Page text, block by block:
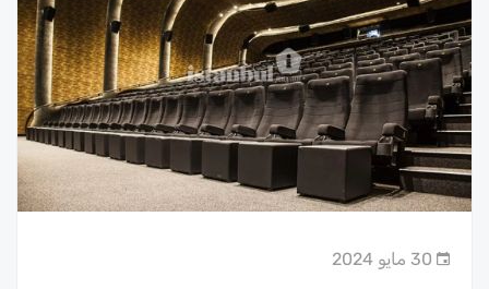
30 مايو 2024